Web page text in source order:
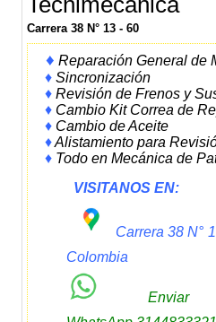
Carrera 38 N° 13 - 60
♦ Reparación General de
♦ Sincronización
♦ Revisión de Frenos y
♦ Cambio Kit Correa de
♦ Cambio de Aceite
♦Alistamiento para
♦ Todo en Mecánica de
VISITANOS EN:
Carrera 38 N°
Colombia